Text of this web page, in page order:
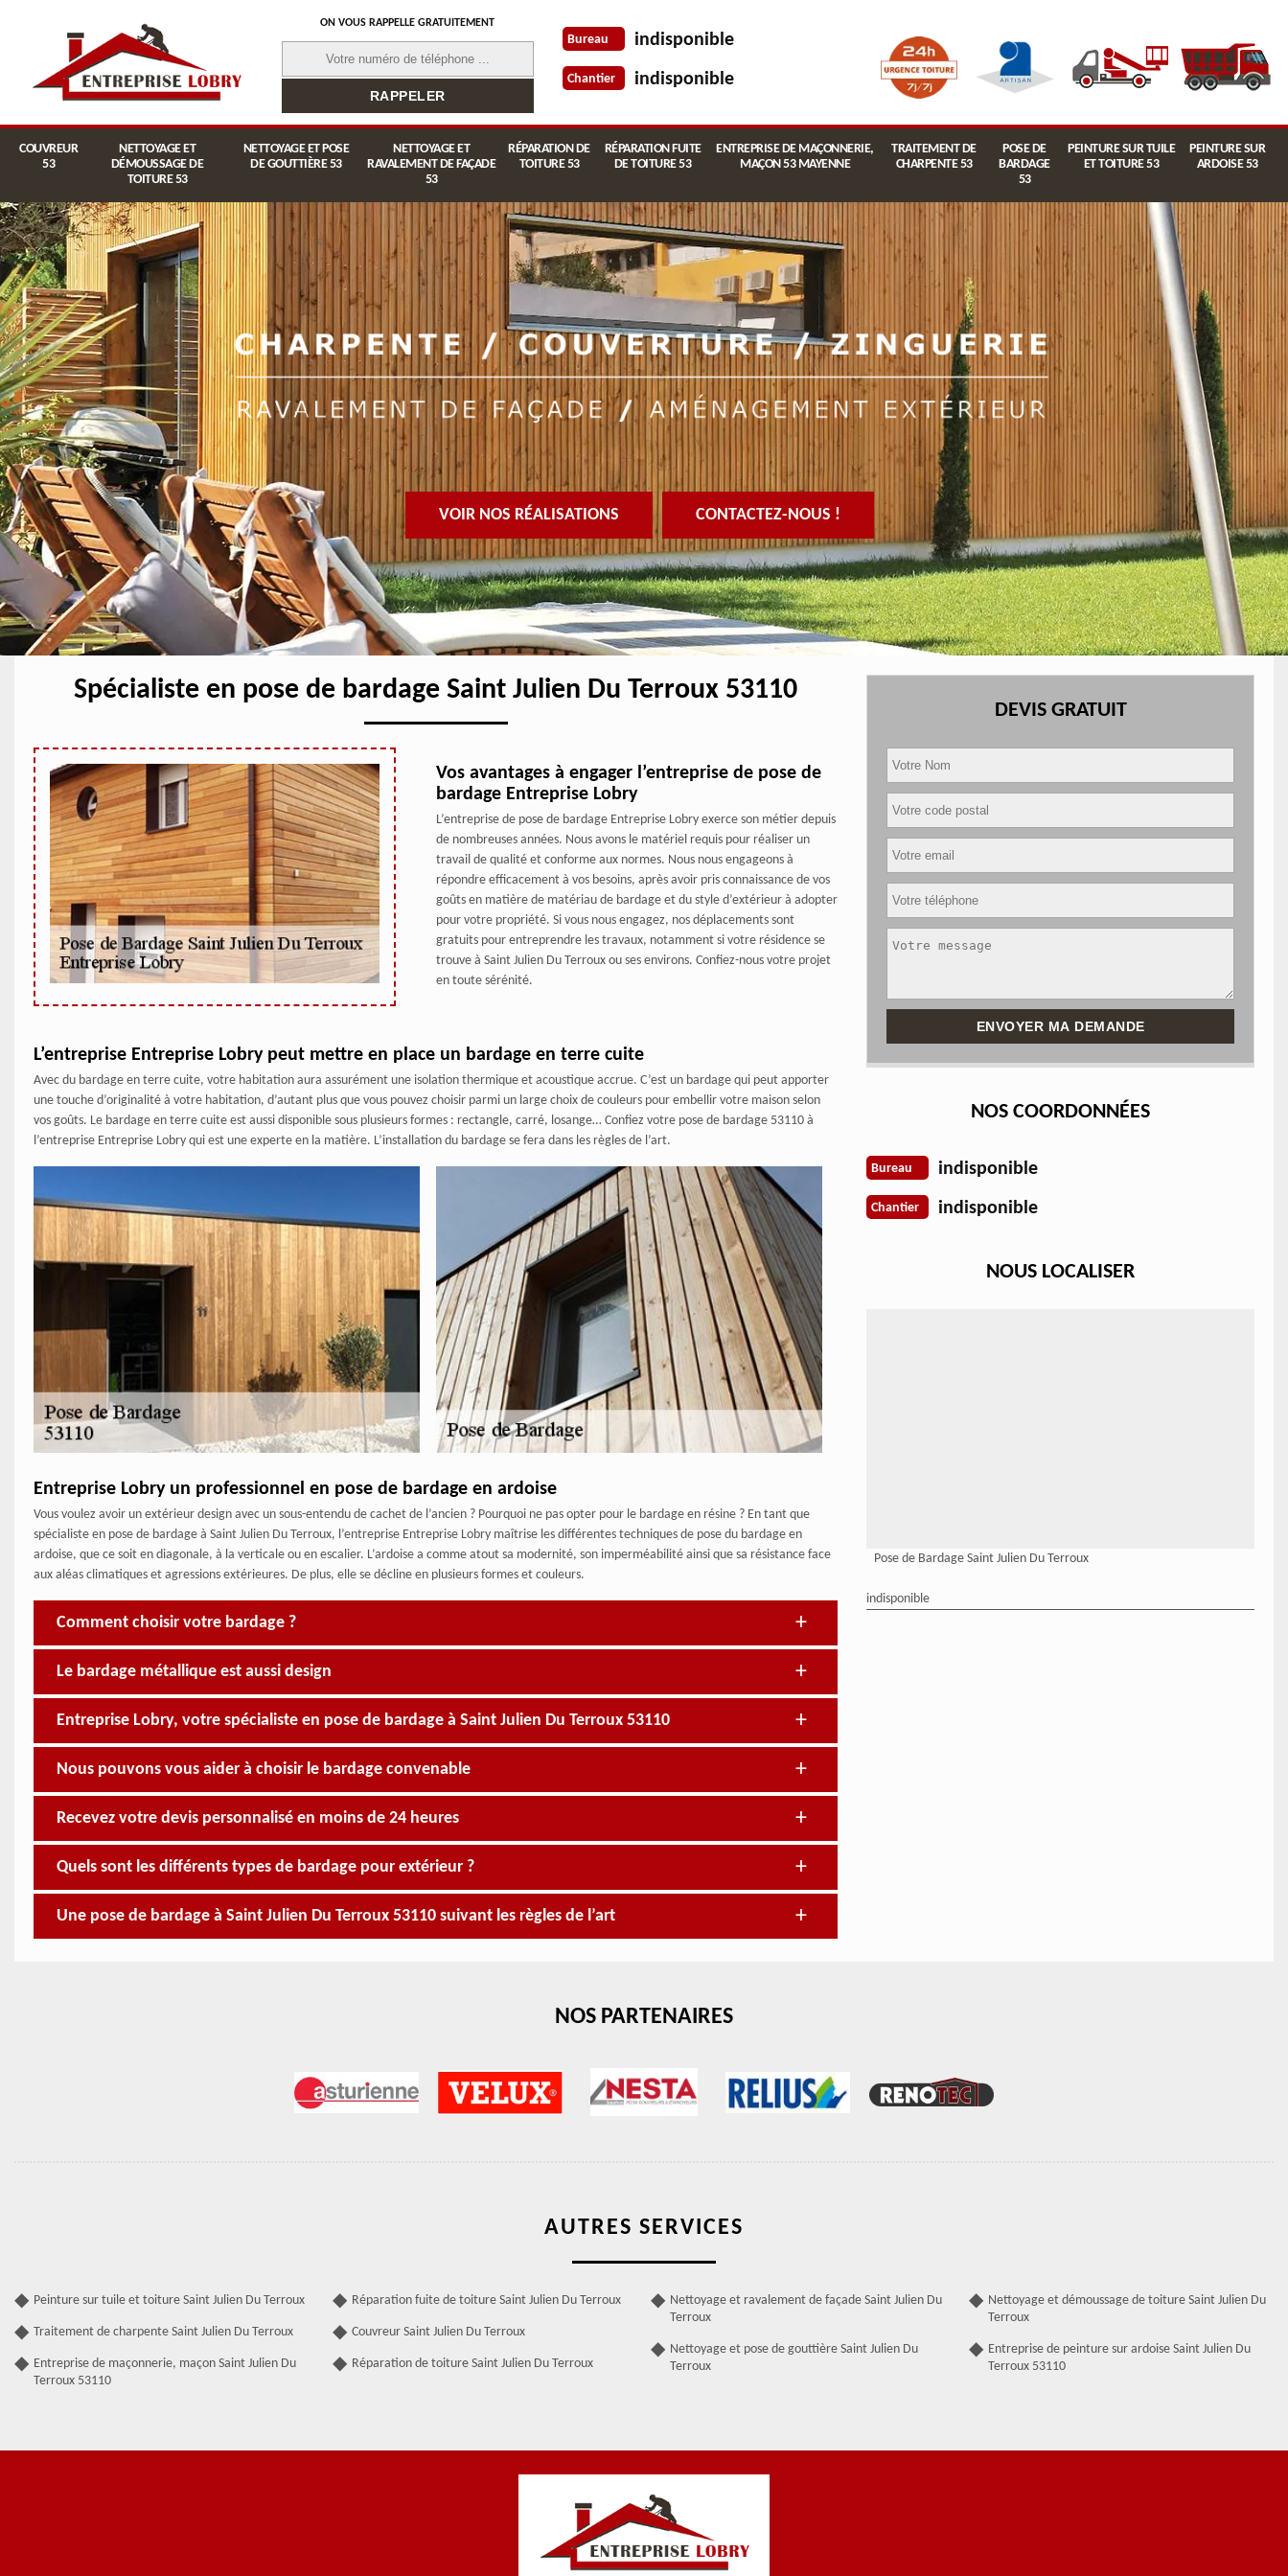
ON VOUS RAPPELLE GRATUITEMENT
Bureau indisponible
Chantier indisponible
COUVREUR
53
NETTOYAGE ET
DÉMOUSSAGE DE
TOITURE 53
NETTOYAGE ET POSE
DE GOUTTIÈRE 53
NETTOYAGE ET
RAVALEMENT DE FAÇADE
53
RÉPARATION DE
TOITURE 53
RÉPARATION FUITE
DE TOITURE 53
ENTREPRISE DE MAÇONNERIE,
MAÇON 53 MAYENNE
TRAITEMENT DE
CHARPENTE 53
POSE DE
BARDAGE
53
PEINTURE SUR TUILE
ET TOITURE 53
PEINTURE SUR
ARDOISE 53
VOIR NOS RÉALISATIONS CONTACTEZ-NOUS !
Spécialiste en pose de bardage Saint Julien Du Terroux 53110
Vos avantages à engager l’entreprise de pose de
bardage Entreprise Lobry
L’entreprise de pose de bardage Entreprise Lobry exerce son métier depuis
de nombreuses années. Nous avons le matériel requis pour réaliser un
travail de qualité et conforme aux normes. Nous nous engageons à
répondre efficacement à vos besoins, après avoir pris connaissance de vos
goûts en matière de matériau de bardage et du style d’extérieur à adopter
pour votre propriété. Si vous nous engagez, nos déplacements sont
gratuits pour entreprendre les travaux, notamment si votre résidence se
trouve à Saint Julien Du Terroux ou ses environs. Confiez-nous votre projet
en toute sérénité.
L’entreprise Entreprise Lobry peut mettre en place un bardage en terre cuite
Avec du bardage en terre cuite, votre habitation aura assurément une isolation thermique et acoustique accrue. C’est un bardage qui peut apporter
une touche d’originalité à votre habitation, d’autant plus que vous pouvez choisir parmi un large choix de couleurs pour embellir votre maison selon
vos goûts. Le bardage en terre cuite est aussi disponible sous plusieurs formes : rectangle, carré, losange… Confiez votre pose de bardage 53110 à
l’entreprise Entreprise Lobry qui est une experte en la matière. L’installation du bardage se fera dans les règles de l’art.
Entreprise Lobry un professionnel en pose de bardage en ardoise
Vous voulez avoir un extérieur design avec un sous-entendu de cachet de l’ancien ? Pourquoi ne pas opter pour le bardage en résine ? En tant que
spécialiste en pose de bardage à Saint Julien Du Terroux, l’entreprise Entreprise Lobry maîtrise les différentes techniques de pose du bardage en
ardoise, que ce soit en diagonale, à la verticale ou en escalier. L’ardoise a comme atout sa modernité, son imperméabilité ainsi que sa résistance face
aux aléas climatiques et agressions extérieures. De plus, elle se décline en plusieurs formes et couleurs.
Comment choisir votre bardage ?
Le bardage métallique est aussi design
Entreprise Lobry, votre spécialiste en pose de bardage à Saint Julien Du Terroux 53110
Nous pouvons vous aider à choisir le bardage convenable
Recevez votre devis personnalisé en moins de 24 heures
Quels sont les différents types de bardage pour extérieur ?
Une pose de bardage à Saint Julien Du Terroux 53110 suivant les règles de l’art
DEVIS GRATUIT
NOS COORDONNÉES
Bureau indisponible
Chantier indisponible
NOUS LOCALISER
Pose de Bardage Saint Julien Du Terroux
indisponible
NOS PARTENAIRES
AUTRES SERVICES
Peinture sur tuile et toiture Saint Julien Du Terroux
Traitement de charpente Saint Julien Du Terroux
Entreprise de maçonnerie, maçon Saint Julien Du
Terroux 53110
Réparation fuite de toiture Saint Julien Du Terroux
Couvreur Saint Julien Du Terroux
Réparation de toiture Saint Julien Du Terroux
Nettoyage et ravalement de façade Saint Julien Du
Terroux
Nettoyage et pose de gouttière Saint Julien Du
Terroux
Nettoyage et démoussage de toiture Saint Julien Du
Terroux
Entreprise de peinture sur ardoise Saint Julien Du
Terroux 53110